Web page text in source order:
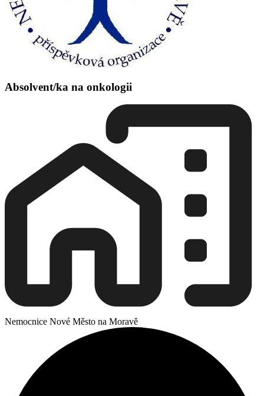
Absolvent/ka na onkologii
Nemocnice Nové Město na Moravě